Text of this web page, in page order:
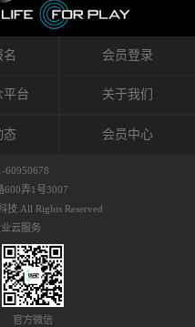
过敏的原因，然后简说一下
布贴扎后预防应对。我把导致过敏的
分为外因和内因。外因1，贴布贴布
的伸展率、回缩率、纤维的刺激
带来过度的刺激，从而引起过敏瘙
就会发生病态变化。 在一定的状
因子会自动捕捉异常，并在细胞之
的修复信息。可以收集各自所需的
细胞因子的连锁反应）。 如果这种
不需要的物质。 因此，身体所需的
力不仅不能发挥作用，反而会造成
Kinesio肌内效贴的作用，就是解
。 KinesioTaping ® （Kinesio贴扎
念是空（空间），动（流动），冷
升），为了实现这些，贴布的质
别地，Kinesio Medical
Kinesio医疗贴扎）通过从皮肤表面
...
认为，整个身体的网络是由坚韧
白质结构所支撑的相互连接的充满
构成的。如果作为脏器，这是人体
，约占体重的20%（相比之下，皮
助于细胞的再生和恢复。“1”“雪花”
柔的刺激，改善受影响的关节和肌
损伤组织的作用。对组织的营养供
关节周围皮下组织的关节囊。 流
濑博士-Kinesio肌内效贴布的发明
论是以对日常生活产生反复影响
性质为焦点。 筋膜容易受到外部
名 会员登录
平台 关于我们
态 会员中心
60950678
600弄1号3007
.All Rights Reserved
云服务
官方微信